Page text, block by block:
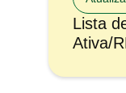
Lista
Ativa/